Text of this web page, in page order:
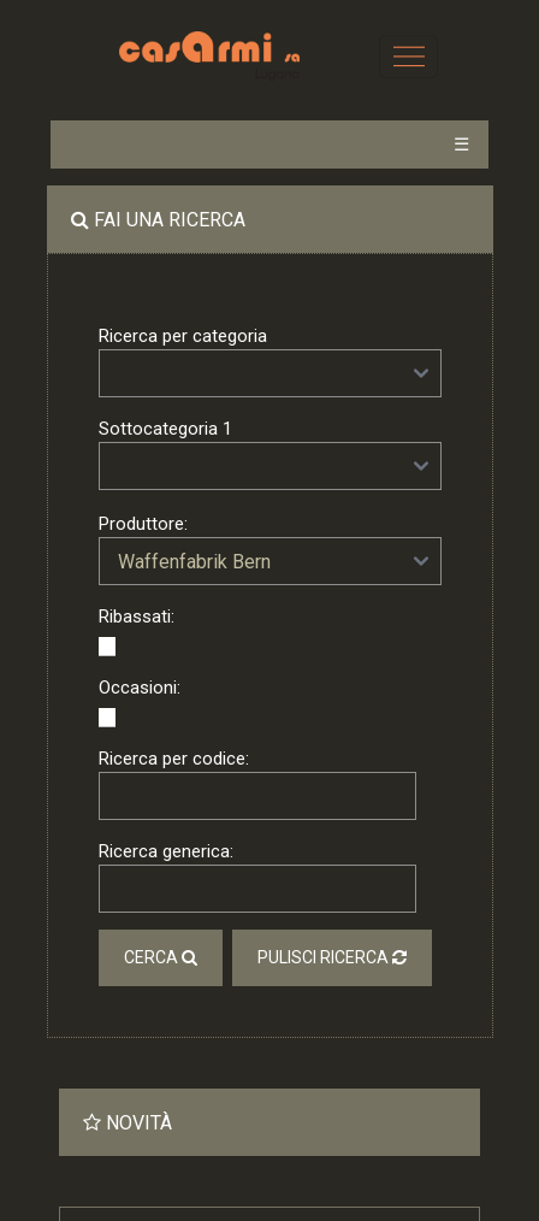
☰
FAI UNA RICERCA
Ricerca per categoria
Sottocategoria 1
Produttore:
Ribassati:
Occasioni:
Ricerca per codice:
Ricerca generica:
CERCA PULISCI RICERCA
NOVITÀ